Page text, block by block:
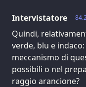
Intervistatore
Quindi,
verde, blu e
meccanismo di
possibili o nel
raggio arancione?